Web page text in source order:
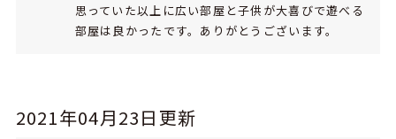
思っていた以上に広い部屋と子供が大喜びで遊べる
部屋は良かったです。ありがとうございます。
2021年04月23日更新